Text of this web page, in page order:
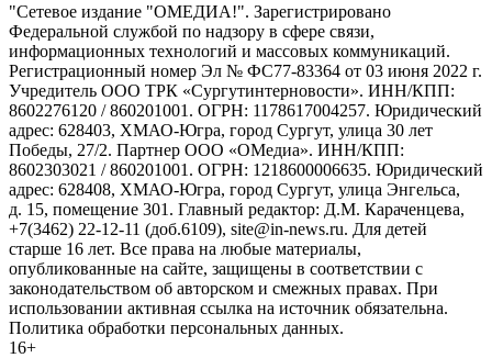
"Сетевое издание "ОМЕДИА!". Зарегистрировано
Федеральной службой по надзору в сфере связи,
информационных технологий и массовых коммуникаций.
Регистрационный номер Эл № ФС77-83364 от 03 июня 2022 г.
Учредитель ООО ТРК «Сургутинтерновости». ИНН/КПП:
8602276120 / 860201001. ОГРН: 1178617004257. Юридический
адрес: 628403, ХМАО-Югра, город Сургут, улица 30 лет
Победы, 27/2. Партнер ООО «ОМедиа». ИНН/КПП:
8602303021 / 860201001. ОГРН: 1218600006635. Юридический
адрес: 628408, ХМАО-Югра, город Сургут, улица Энгельса,
д. 15, помещение 301. Главный редактор: Д.М. Караченцева,
+7(3462) 22-12-11 (доб.6109), site@in-news.ru. Для детей
старше 16 лет. Все права на любые материалы,
опубликованные на сайте, защищены в соответствии с
законодательством об авторском и смежных правах. При
использовании активная ссылка на источник обязательна.
Политика обработки персональных данных.
16+